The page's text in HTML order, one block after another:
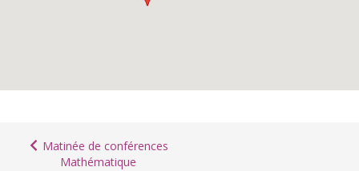
Matinée de conférences
Mathématique